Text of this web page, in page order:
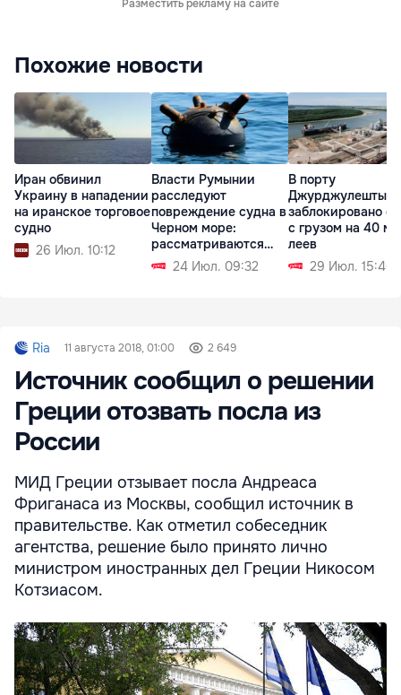
Разместить рекламу на сайте
Похожие новости
Иран обвинил
Украину в нападении
на иранское торговое
судно
26 Июл. 10:12
Власти Румынии
расследуют
повреждение судна в
Черном море:
рассматриваются
две версии
24 Июл. 09:32
В порту
Джурджулешты
заблокировано
с грузом на 40
леев
29 Июл. 15:40
Ria 11 августа 2018, 01:00 2 649
Источник сообщил о решении
Греции отозвать посла из
России
МИД Греции отзывает посла Андреаса
Фриганаса из Москвы, сообщил источник в
правительстве. Как отметил собеседник
агентства, решение было принято лично
министром иностранных дел Греции Никосом
Котзиасом.